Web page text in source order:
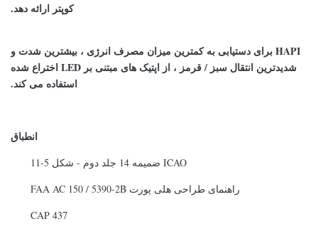
کوپتر ارائه دهد.
HAPI برای دستیابی به کمترین میزان مصرف انرژی ، بیشترین شدت و
شدیدترین انتقال سبز / قرمز ، از اپتیک های مبتنی بر LED اختراع شده
استفاده می کند.
انطباق
ICAO ضمیمه 14 جلد دوم - شکل 5-11
راهنمای طراحی هلی پورت FAA AC 150 / 5390-2B
CAP 437